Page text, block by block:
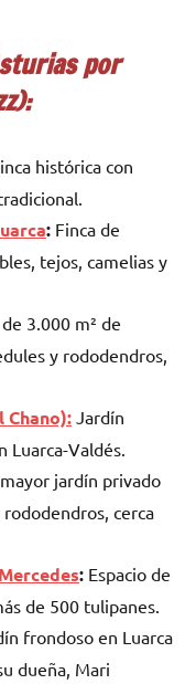
por
histórica con
: Finca de
tejos, camelias y
3.000 m² de
y rododendros,
Chano): Jardín
Luarca-Valdés.
jardín privado
cerca
: Espacio de
de 500 tulipanes.
frondoso en Luarca
dueña, Mari